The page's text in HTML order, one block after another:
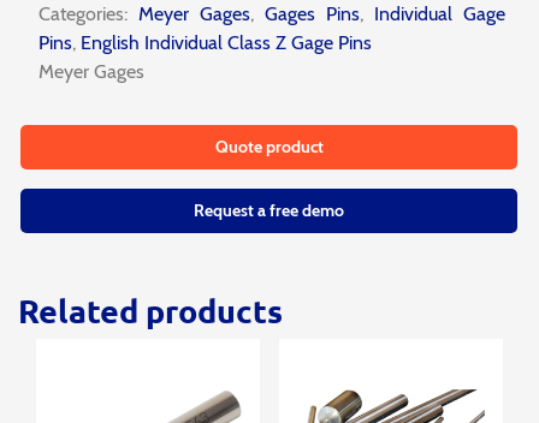
Categories:Meyer Gages,Gages Pins, Individual Gage
Pins, English Individual Class Z Gage Pins
Meyer Gages
Quote product
Request a free demo
Related products